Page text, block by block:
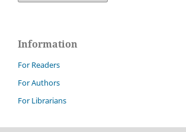
Information
For Readers
For Authors
For Librarians